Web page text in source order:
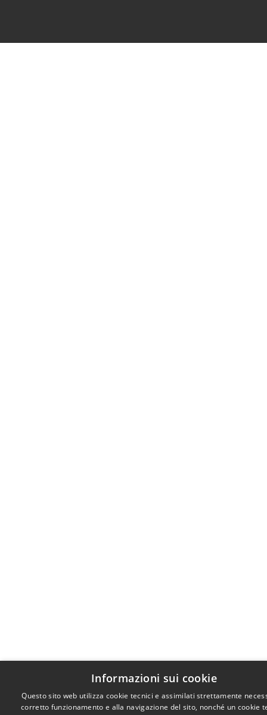
Informazioni sui cookie
Questo sito web utilizza cookie tecnici e assimilati strettamente
corretto funzionamento e alla navigazione del sito, nonché un cookie